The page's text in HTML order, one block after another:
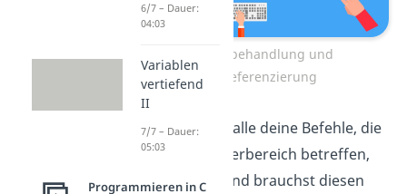
Fehlerbehandlung und
Dereferenzierung
Hast du dann alle deine Befehle, die
diesen Speicherbereich betreffen,
abgewickelt und brauchst diesen
6/7 – Dauer:
04:03
Variablen
vertiefend
II
7/7 – Dauer:
05:03
Programmieren in C